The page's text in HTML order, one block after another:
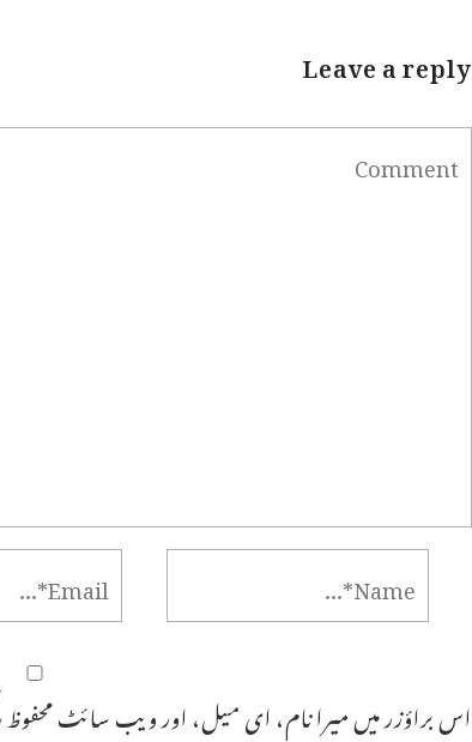
Leave a reply
اس براؤزر میں میرا نام، ای میل، اور ویب سائٹ